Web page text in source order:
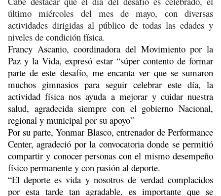
último miércoles del mes de mayo, con diversas
actividades dirigidas al público de todas las edades y
niveles de condición física.
Francy Ascanio, coordinadora del Movimiento por la
Paz y la Vida, expresó estar “súper contento de formar
parte de este desafío, me encanta ver que se sumaron
muchos gimnasios para seguir celebrar este día, la
actividad física nos ayuda a mejorar y cuidar nuestra
salud, agradecida siempre con el gobierno Nacional,
regional y municipal por su apoyo”
Por su parte, Yonmar Blasco, entrenador de Performance
Center, agradeció por la convocatoria donde se permitió
compartir y conocer personas con el mismo desempeño
físico permanente y con pasión al deporte.
“El deporte es vida y nosotros de verdad complacidos
por esta tarde tan agradable, es importante que se